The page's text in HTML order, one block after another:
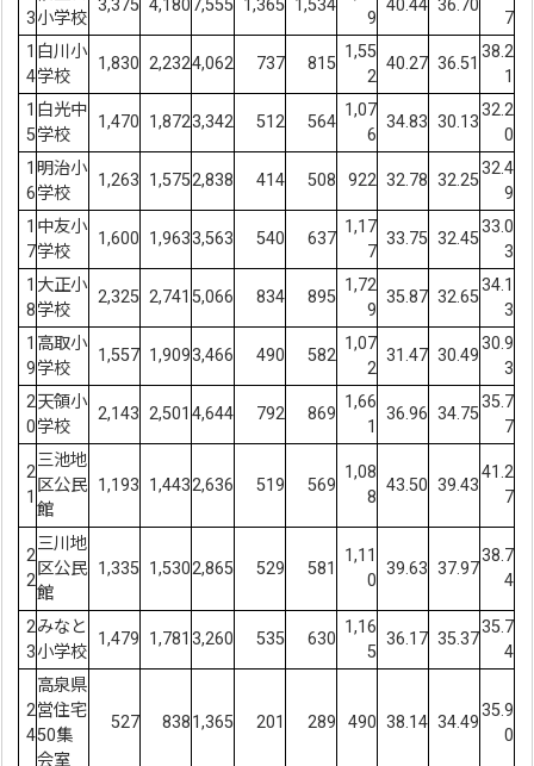
3小学校
3,375 4,1807,555 1,365 1,534
9
40.44 36.70
7
1
4
白川小
学校
1,830 2,2324,062 737 815
1,55
2
40.27 36.51
38.2
1
1
5
白光中
学校
1,470 1,8723,342 512 564
1,07
6
34.83 30.13
32.2
0
1
6
明治小
学校
1,263 1,5752,838 414 508 922 32.78 32.25
32.4
9
1
7
中友小
学校
1,600 1,9633,563 540 637
1,17
7
33.75 32.45
33.0
3
1
8
大正小
学校
2,325 2,741 5,066 834 895
1,72
9
35.87 32.65
34.1
3
1
9
高取小
学校
1,557 1,9093,466 490 582
1,07
2
31.47 30.49
30.9
3
2
0
天領小
学校
2,143 2,501 4,644 792 869
1,66
1
36.96 34.75
35.7
7
2
1
三池地
区公民
館
1,193 1,4432,636 519 569
1,08
8
43.50 39.43
41.2
7
2
2
三川地
区公民
館
1,335 1,5302,865 529 581
1,11
0
39.63 37.97
38.7
4
2
3
みなと
小学校
1,479 1,781 3,260 535 630
1,16
5
36.17 35.37
35.7
4
2
4
高泉県
営住宅
50集
会室
527 8381,365 201 289 490 38.14 34.49
35.9
0